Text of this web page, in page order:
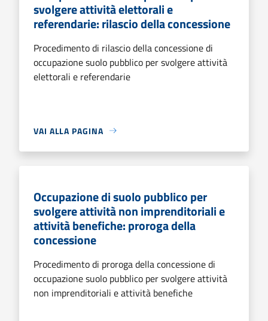
svolgere attività elettorali e
referendarie: rilascio della concessione
Procedimento di rilascio della concessione di
occupazione suolo pubblico per svolgere attività
elettorali e referendarie
VAI ALLA PAGINA
Occupazione di suolo pubblico per
svolgere attività non imprenditoriali e
attività benefiche: proroga della
concessione
Procedimento di proroga della concessione di
occupazione suolo pubblico per svolgere attività
non imprenditoriali e attività benefiche